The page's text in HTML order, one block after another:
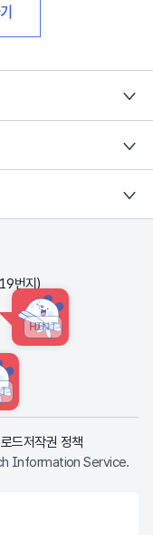
번지)
HINT
드저작권 정책
Information Service.